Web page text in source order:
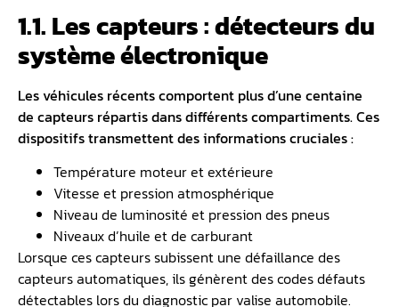
1.1. Les capteurs : détecteurs du
système électronique
Les véhicules récents comportent plus d’une centaine
de capteurs répartis dans différents compartiments. Ces
dispositifs transmettent des informations cruciales :
Température moteur et extérieure
Vitesse et pression atmosphérique
Niveau de luminosité et pression des pneus
Niveaux d’huile et de carburant
Lorsque ces capteurs subissent une défaillance des
capteurs automatiques, ils génèrent des codes défauts
détectables lors du diagnostic par valise automobile.